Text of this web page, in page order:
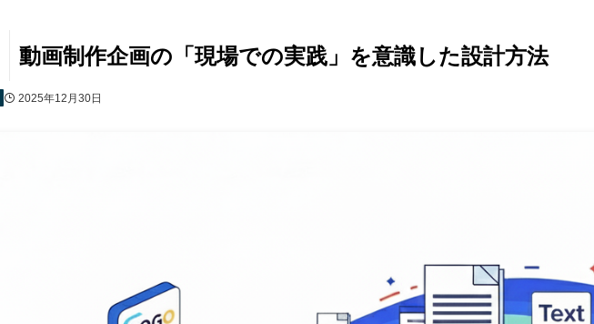
動画制作企画の「現場での実践」を意識した設計方法
2025年12月30日